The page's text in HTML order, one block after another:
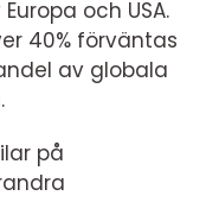
och USA.
40% förväntas
av globala
på